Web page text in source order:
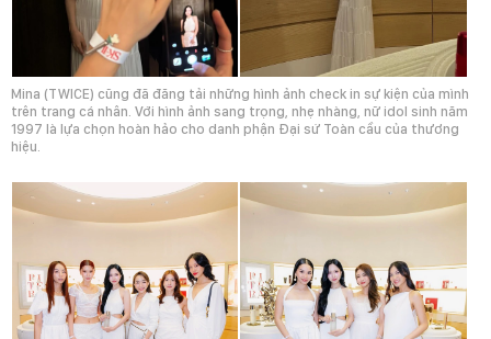
Mina (TWICE) cũng đã đăng tải những hình ảnh check in sự kiện của mình
trên trang cá nhân. Với hình ảnh sang trọng, nhẹ nhàng, nữ idol sinh năm
1997 là lựa chọn hoàn hảo cho danh phận Đại sứ Toàn cầu của thương
hiệu.